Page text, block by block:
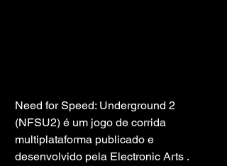
Need for Speed: Underground 2
(NFSU2) é um jogo de corrida
multiplataforma publicado e
desenvolvido pela Electronic Arts .